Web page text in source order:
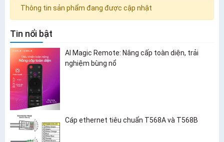
Thông tin sản phẩm đang được cập nhật
Tin nổi bật
AI Magic Remote: Nâng cấp toàn diện, trải
nghiệm bùng nổ
Cáp ethernet tiêu chuẩn T568A và T568B